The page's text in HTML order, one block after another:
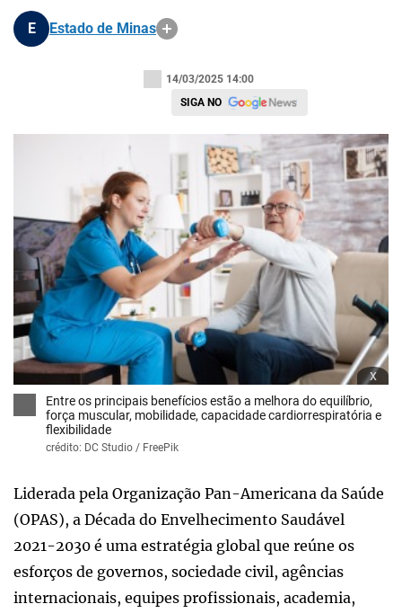
E Estado de Minas
14/03/2025 14:00
SIGA NO
x
Entre os principais benefícios estão a melhora do equilíbrio,
força muscular, mobilidade, capacidade cardiorrespiratória e
flexibilidade
crédito: DC Studio / FreePik
Liderada pela Organização Pan-Americana da Saúde
(OPAS), a Década do Envelhecimento Saudável
2021-2030 é uma estratégia global que reúne os
esforços de governos, sociedade civil, agências
internacionais, equipes profissionais, academia,